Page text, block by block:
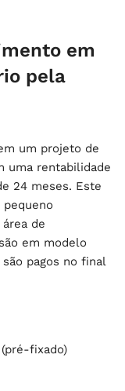
em
pela
um projeto de
uma rentabilidade
24 meses. Este
de
em modelo
pagos no final
(pré-fixado)